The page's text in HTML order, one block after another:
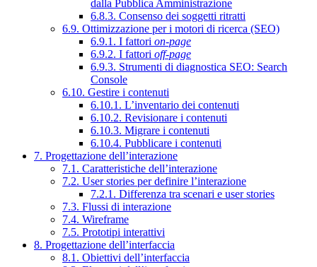
dalla Pubblica Amministrazione
6.8.3. Consenso dei soggetti ritratti
6.9. Ottimizzazione per i motori di ricerca (SEO)
6.9.1. I fattori on-page
6.9.2. I fattori off-page
6.9.3. Strumenti di diagnostica SEO: Search
Console
6.10. Gestire i contenuti
6.10.1. L’inventario dei contenuti
6.10.2. Revisionare i contenuti
6.10.3. Migrare i contenuti
6.10.4. Pubblicare i contenuti
7. Progettazione dell’interazione
7.1. Caratteristiche dell’interazione
7.2. User stories per definire l’interazione
7.2.1. Differenza tra scenari e user stories
7.3. Flussi di interazione
7.4. Wireframe
7.5. Prototipi interattivi
8. Progettazione dell’interfaccia
8.1. Obiettivi dell’interfaccia